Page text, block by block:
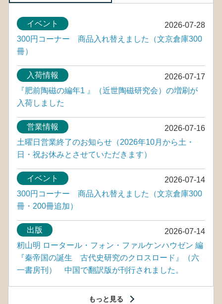
2026-07-28
イベント
300円コーナー 商品入れ替えました（文京倉庫300
冊）
2026-07-17
入荷情報
『肥前陶磁の編年1 』（近世陶磁研究会）の増刷が
入荷しました
2026-07-16
営業情報
土曜日営業終了のお知らせ（2026年10月から土・
日・祝お休みとさせていただきます）
2026-07-14
イベント
300円コーナー 商品入れ替えました（文京倉庫300
冊・200冊追加）
2026-07-14
出版
籾山明 ロータール・フォン・ファルケンハウゼン 編
『秦帝国の誕生 古代史研究のクロスロード』（六
一書房刊） 中国で翻訳版が刊行されました。
もっと見る